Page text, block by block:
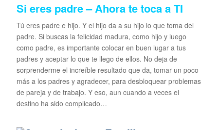
Si eres padre –Ahora te toca a TI
Tú eres padre e hijo. Y el hijo da a su hijo lo que toma del
padre. Si buscas la felicidad madura, como hijo y luego
como padre, es importante colocar en buen lugar a tus
padres y aceptar lo que te llego de ellos. No deja de
sorprenderme el increíble resultado que da, tomar un poco
más a los padres y agradecer, para desbloquear problemas
de pareja y de trabajo. Y eso, aun cuando a veces el
destino ha sido complicado…